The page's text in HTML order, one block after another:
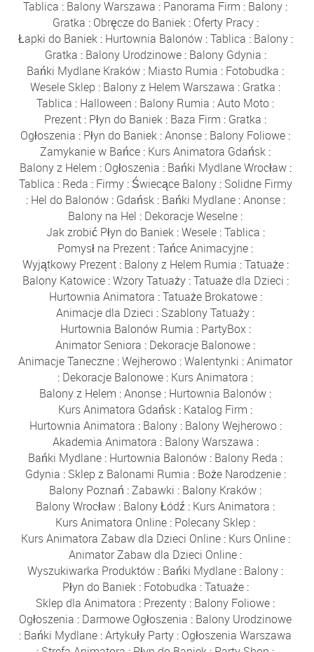
Tablica : Balony Warszawa : Panorama Firm : Balony :
Gratka : Obręcze do Baniek: Oferty Pracy:
Łapki do Baniek: Hurtownia Balonów:Tablica : Balony:
Gratka : Balony Urodzinowe: Balony Gdynia :
Bańki Mydlane Kraków : Miasto Rumia : Fotobudka :
Wesele Sklep : Balony z Helem Warszawa : Gratka :
Tablica : Halloween : Balony Rumia :Auto Moto :
Prezent : Płyn do Baniek : Baza Firm : Gratka :
Ogłoszenia : Płyn do Baniek :Anonse : Balony Foliowe :
Zamykanie w Bańce : Kurs Animatora Gdańsk :
Balony z Helem : Ogłoszenia : Bańki Mydlane Wrocław:
Tablica : Reda : Firmy: Świecące Balony: Solidne Firmy
: Hel do Balonów: Gdańsk: Bańki Mydlane:Anonse:
Balony na Hel : Dekoracje Weselne :
Jak zrobić Płyn do Baniek:Wesele:Tablica :
Pomysł na Prezent :Tańce Animacyjne :
Wyjątkowy Prezent: Balony z Helem Rumia :Tatuaże:
Balony Katowice:Wzory Tatuaży:Tatuaże dla Dzieci :
Hurtownia Animatora :Tatuaże Brokatowe:
Animacje dla Dzieci : Szablony Tatuaży :
Hurtownia Balonów Rumia : PartyBox:
Animator Seniora : Dekoracje Balonowe :
Animacje Taneczne :Wejherowo :Walentynki :Animator
: Dekoracje Balonowe : Kurs Animatora :
Balony z Helem :Anonse : Hurtownia Balonów :
Kurs Animatora Gdańsk : Katalog Firm :
Hurtownia Animatora : Balony: Balony Wejherowo:
Akademia Animatora : Balony Warszawa :
Bańki Mydlane : Hurtownia Balonów : Balony Reda :
Gdynia : Sklep z Balonami Rumia : Boże Narodzenie:
Balony Poznań :Zabawki : Balony Kraków :
Balony Wrocław : Balony Łódź : Kurs Animatora :
Kurs Animatora Online : Polecany Sklep :
Kurs Animatora Zabaw dla Dzieci Online: Kurs Online:
Animator Zabaw dla Dzieci Online :
Wyszukiwarka Produktów : Bańki Mydlane : Balony :
Płyn do Baniek: Fotobudka :Tatuaże:
Sklep dla Animatora : Prezenty : Balony Foliowe :
Ogłoszenia : Darmowe Ogłoszenia : Balony Urodzinowe
: Bańki Mydlane :Artykuły Party : Ogłoszenia Warszawa